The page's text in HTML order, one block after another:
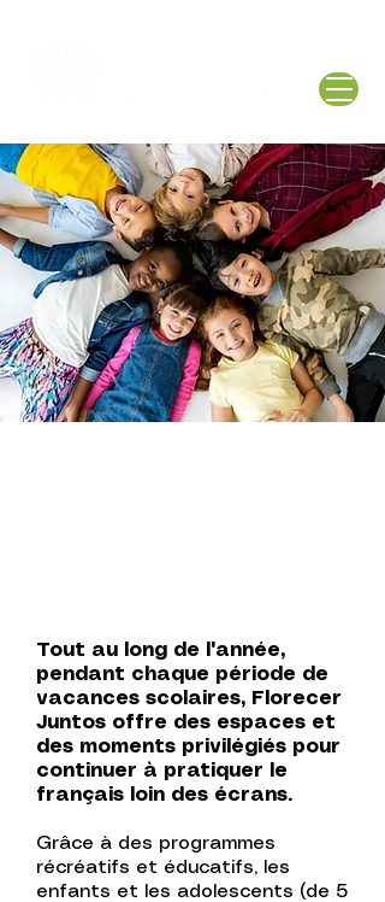
Tout au long de l'année,
pendant chaque période de
vacances scolaires, Florecer
Juntos offre des espaces et
des moments privilégiés pour
continuer à pratiquer le
français loin des écrans.
Grâce à des programmes
récréatifs et éducatifs, les
enfants et les adolescents (de 5